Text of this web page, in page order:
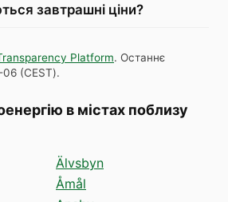
завтрашні ціни?
Platform. Останнє
06 (CEST).
в містах поблизу
Älvsbyn
Åmål